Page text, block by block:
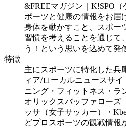
&FREEマガジン｜K!SPO
ポーツと健康の情報をお届
身体を動かすこと、スポー
習慣を考えることを通じて
う！という思いを込めて発
特徴
主にスポーツに特化した兵
ィア/ローカルニュースサ
ニング・フィットネス・ラ
オリックスバッファローズ
ッサ（女子サッカー）・
どプロスポーツの観戦情報